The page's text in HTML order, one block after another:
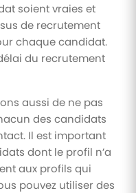
soient vraies et
de recrutement
chaque candidat.
du recrutement
aussi de ne pas
des candidats
Il est important
dont le profil n’a
aux profils qui
pouvez utiliser des